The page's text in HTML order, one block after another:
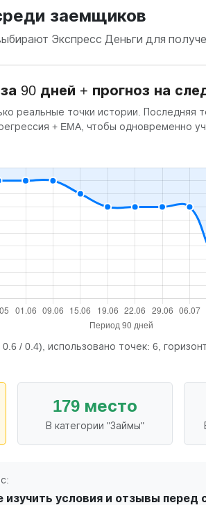
заемщиков
Экспресс Деньги для
90 дней + прогноз на
реальные точки истории. Последняя
+ EMA, чтобы одновременно
/ 0.4), использовано точек: 6,
179 место
В категории "Займы"
изучить условия и отзывы перед